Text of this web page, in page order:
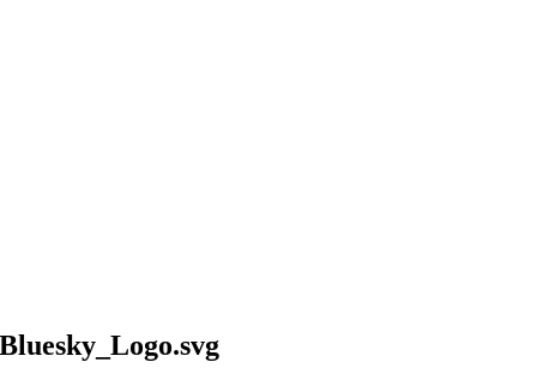
Bluesky_Logo.svg